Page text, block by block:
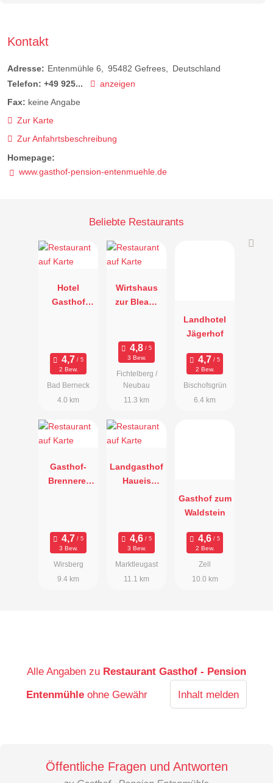
Kontakt
Adresse: Entenmühle 6 95482 Gefrees
Deutschland
Telefon: +49 925...
anzeigen
Fax: keine Angabe
Zur Karte
Zur Anfahrtsbeschreibung
Homepage:
www.gasthof-pension-entenmuehle.de
Beliebte Restaurants
Hotel
Gasthof
2 Bew.
Bad Berneck
4.0 km
Wirtshaus
zur Bleaml
3 Bew.
Fichtelberg /
Neubau
11.3 km
Landhotel
Jägerhof
2 Bew.
Bischofsgrün
6.4 km
Gasthof-
Brennerei
3 Bew.
Wirsberg
9.4 km
Landgasthof
Haueis
3 Bew.
Marktleugast
11.1 km
Gasthof zum
Waldstein
2 Bew.
Zell
10.0 km
Alle Angaben zu Restaurant Gasthof - Pension
Entenmühle ohne Gewähr Inhalt melden
Öffentliche Fragen und Antworten